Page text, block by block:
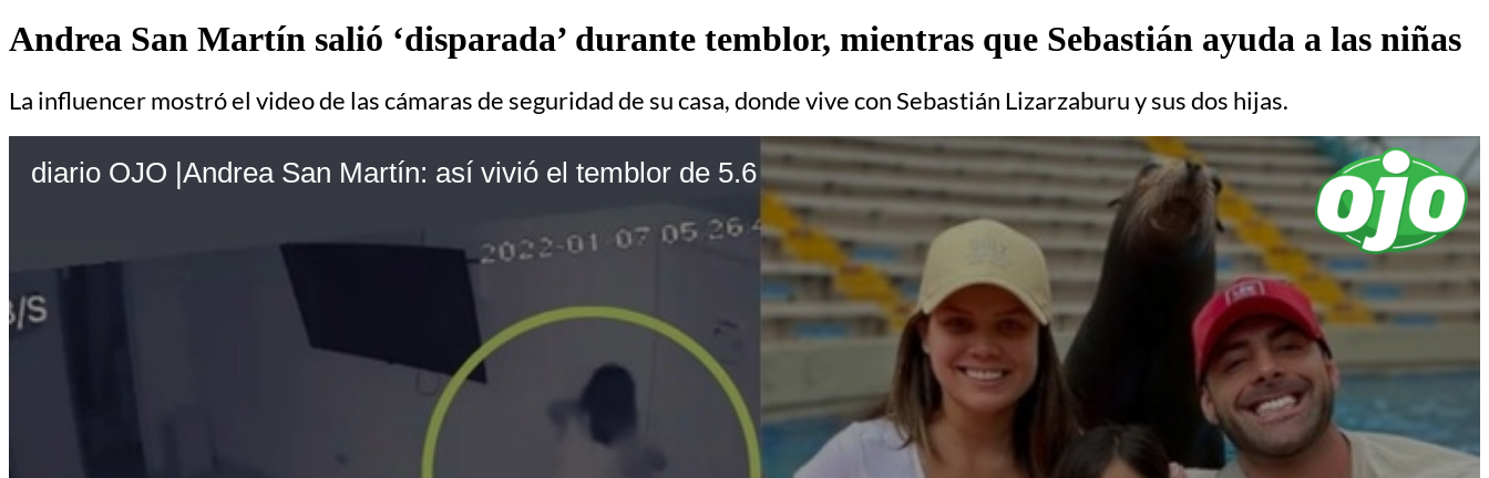
Andrea San Martín salió ‘disparada’ durante temblor, mientras que Sebastián ayuda a las niñas
La influencer mostró el video de las cámaras de seguridad de su casa, donde vive con Sebastián Lizarzaburu y sus dos hijas.
diario OJO |Andrea San Martín: así vivió el temblor de 5.6